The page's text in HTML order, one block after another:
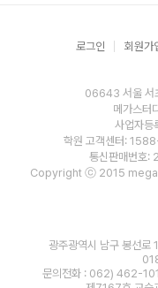
로그인 회원가
06643 서울 서
메가스터
사업자
학원 고객센터:
통신판매번호
Copyright ⓒ 2015
광주광역시 남구 봉선
문의전화 : 062) 462-